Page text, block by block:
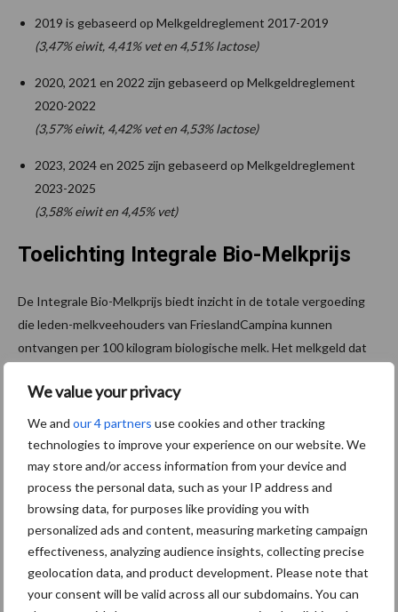
We value your privacy
We and our 4 partners use cookies and other tracking
technologies to improve your experience on our website. We
may store and/or access information from your device and
process the personal data, such as your IP address and
browsing data, for purposes like providing you with
personalized ads and content, measuring marketing campaign
effectiveness, analyzing audience insights, collecting precise
geolocation data, and product development. Please note that
your consent will be valid across all our subdomains. You can
2019 is gebaseerd op Melkgeldreglement 2017-2019
(3,47% eiwit, 4,41% vet en 4,51% lactose)
2020, 2021 en 2022 zijn gebaseerd op Melkgeldreglement
2020-2022
(3,57% eiwit, 4,42% vet en 4,53% lactose)
2023, 2024 en 2025 zijn gebaseerd op Melkgeldreglement
2023-2025
(3,58% eiwit en 4,45% vet)
Toelichting Integrale Bio-Melkprijs
De Integrale Bio-Melkprijs biedt inzicht in de totale vergoeding
die leden-melkveehouders van FrieslandCampina kunnen
ontvangen per 100 kilogram biologische melk. Het melkgeld dat
berekend op basis van de waarde van de hoeveelheid eiwit, vet
en lactose volgens een vaste verhouding van 6:4:0, en op basis
van de Garantieprijs voor biologische melk bij 3,58 procent eiwit,
4,45 procent vet en 4,53 procent lactose, exclusief btw, per 100
kilogram melk.
. De Bio-Garantieprijs is gebaseerd op de biologische melkprijzen
van een aantal zuivelondernemingen (referentieondernemingen)
in landen in Noordwest-Europa bij een gemiddelde jaarlevering
van 550.000 kilogram melk. Het verschil tussen de Garantieprijs